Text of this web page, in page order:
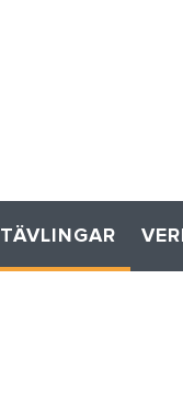
TÄVLINGAR